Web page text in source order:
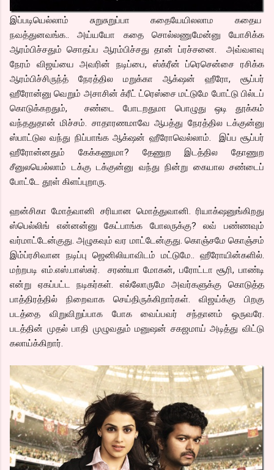
இப்படியெல்லாம் சுறுசுறுப்பா கதையேயிலலாம கதைய
நவத்துனவங்க.. அய்யயோ கதை சொல்லணுமேன்னு யோசிக்க
ஆரம்பிச்சதும் சொதப்ப ஆரம்பிச்சது தான் ப்ரச்சனை. அவ்வளவு
நேரம் விஜய்யை அவரின் நடிப்பை, ஸ்க்ரீன் ப்ரெசென்சை ரசிக்க
ஆரம்பிச்சிருந்த் நேரத்தில மறுக்கா ஆக்‌ஷன் ஹீரோ, சூப்பர்
ஹீரோன்னு வெறும் அசாசின் க்ரீட் ட்ரெஸ்சை மட்டுமே போட்டு பில்டப்
கொடுக்கறதும், சண்டை போடறதுமா பொழுது ஒடி தூக்கம்
வந்ததுதான் மிச்சம். சாதாரணமாவே ஆபத்து நேரத்தில டக்குன்னு
ஸ்பாட்டுல வந்து நிப்பாங்க ஆக்‌ஷன் ஹீரோவெல்லாம். இப்ப சூப்பர்
ஹீரோன்னதும் கேக்கணுமா? தேணுற இடத்தில தோணுற
சீனுலயெல்லாம் டக்கு டக்குன்னு வந்து நின்று கையால சண்டைப்
போட்டே தூள் கிளப்புறாரு.
ஹன்சிகா மோத்வானி சரியான மொத்துவானி. ரியாக்‌ஷனுங்கிறது
ஸ்பெல்லிங் என்னன்னு கேட்பாங்க போலருக்கு? லவ் பண்ணவும்
வர்மாட்டேன்குது. அழுகவும் வர மாட்டேன்குது. கொஞ்சமே கொஞ்சம்
இம்ப்ரசிவான நடிப்பு ஜெனிலியாவிடம் மட்டுமே.. ஹீரோயின்களில்.
மற்றபடி எம்.எஸ்.பாஸ்கர். சரண்யா மோகன், பரோட்டா சூரி, பாண்டி
என்று ஏகப்பட்ட நடிகர்கள். எல்லோருமே அவர்களுக்கு கொடுத்த
பாத்திரத்தில் நிறைவாக செய்திருக்கிறார்கள். விஜய்க்கு பிறகு
படத்தை விறுவிறுப்பாக போக வைப்பவர் சந்தானம் ஒருவரே.
படத்தின் முதல் பாதி முழுவதும் மனுஷன் சகஜமாய் அடித்து விட்டு
கலாய்க்கிறார்.